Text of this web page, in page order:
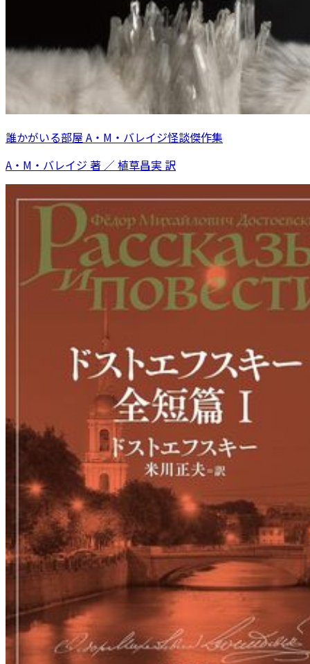
誰かがいる部屋 A・M・バレイジ怪談傑作集
A・M・バレイジ 著 ／ 植草昌実 訳